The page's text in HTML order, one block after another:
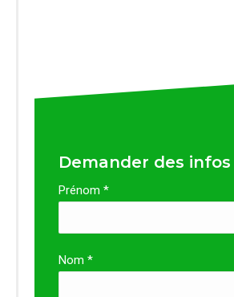
Demander des infos
Prénom *
Nom *